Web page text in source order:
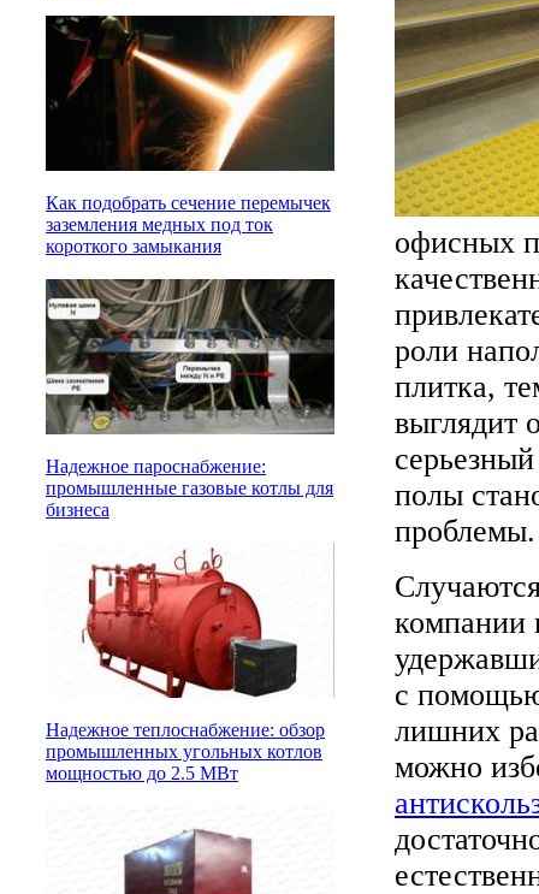
Как подобрать сечение перемычек
заземления медных под ток
короткого замыкания
Надежное пароснабжение:
промышленные газовые котлы для
бизнеса
Надежное теплоснабжение: обзор
промышленных угольных котлов
мощностью до 2.5 МВт
офисных
роли
плитка,
выглядит
полы
проблемы.
компании
с
лишних
можно